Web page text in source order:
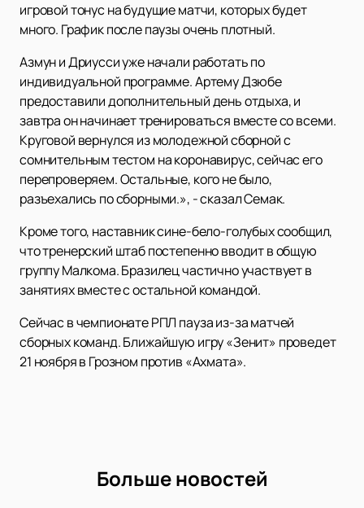
игровой тонус на будущие матчи, которых будет
много. График после паузы очень плотный.
Азмун и Дриусси уже начали работать по
индивидуальной программе. Артему Дзюбе
предоставили дополнительный день отдыха, и
завтра он начинает тренироваться вместе со всеми.
Круговой вернулся из молодежной сборной с
сомнительным тестом на коронавирус, сейчас его
перепроверяем. Остальные, кого не было,
разъехались по сборными.», - сказал Семак.
Кроме того, наставник сине-бело-голубых сообщил,
что тренерский штаб постепенно вводит в общую
группу Малкома. Бразилец частично участвует в
занятиях вместе с остальной командой.
Сейчас в чемпионате РПЛ пауза из-за матчей
сборных команд. Ближайшую игру «Зенит» проведет
21 ноября в Грозном против «Ахмата».
Больше новостей